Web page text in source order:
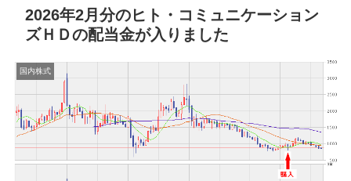
2026年2月分のヒト・コミュニケーション
ズＨＤの配当金が入りました
国内株式